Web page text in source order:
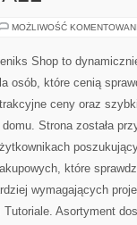
MOŻLIWOŚĆ
Shop to
osób, które cenią
ceny oraz
Strona została
które
wymagających
Asortyment